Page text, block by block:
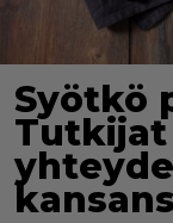
Syötkö